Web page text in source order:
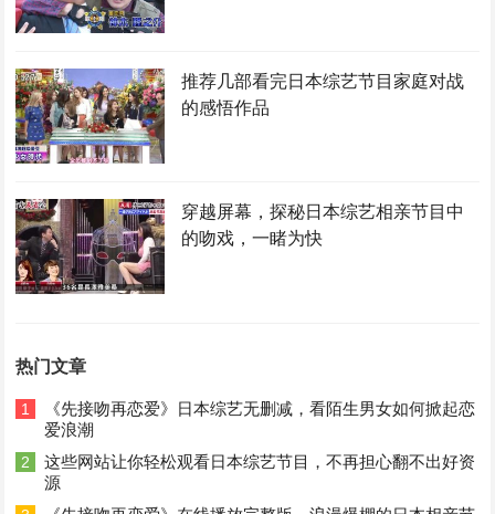
推荐几部看完日本综艺节目家庭对战
的感悟作品
穿越屏幕，探秘日本综艺相亲节目中
的吻戏，一睹为快
热门文章
1
《先接吻再恋爱》日本综艺无删减，看陌生男女如何掀起恋
爱浪潮
2
这些网站让你轻松观看日本综艺节目，不再担心翻不出好资
源